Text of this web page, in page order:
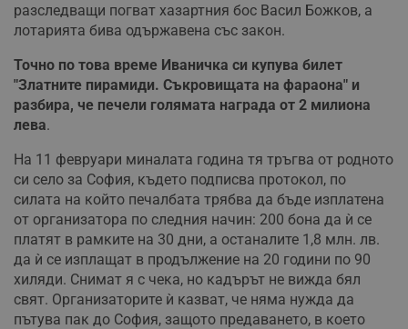
разследващи погват хазартния бос Васил Божков, а
лотарията бива одържавена със закон.
Точно по това време Иваничка си купува билет
"Златните пирамиди. Съкровищата на фараона" и
разбира, че печели голямата награда от 2 милиона
лева.
На 11 февруари миналата година тя тръгва от родното
си село за София, където подписва протокол, по
силата на който печалбата трябва да бъде изплатена
от организатора по следния начин: 200 бона да ѝ се
платят в рамките на 30 дни, а останалите 1,8 млн. лв.
да ѝ се изплащат в продължение на 20 години по 90
хиляди. Снимат я с чека, но кадърът не вижда бял
свят. Организаторите ѝ казват, че няма нужда да
пътува пак до София, защото предаването, в което